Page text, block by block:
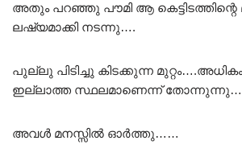
അതും പറഞ്ഞു പൗമി ആ
ലഷ്യമാക്കി നടന്നു….
പുല്ലു പിടിച്ചു കിടക്കുന്ന
ഇല്ലാത്ത സ്ഥലമാണെന്ന്
അവൾ മനസ്സിൽ ഓർത്തു……